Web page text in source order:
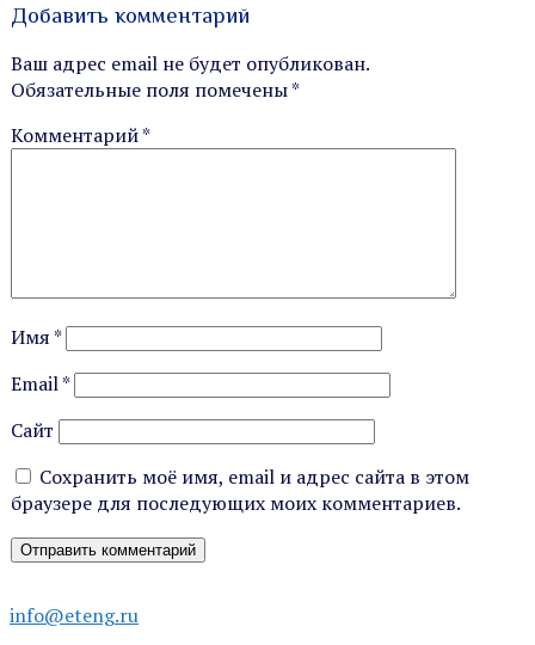
Добавить комментарий
Ваш адрес email не будет опубликован.
Обязательные поля помечены*
Комментарий*
Имя*
Email*
Сайт
Сохранить моё имя, email и адрес сайта в этом
браузере для последующих моих комментариев.
info@eteng.ru